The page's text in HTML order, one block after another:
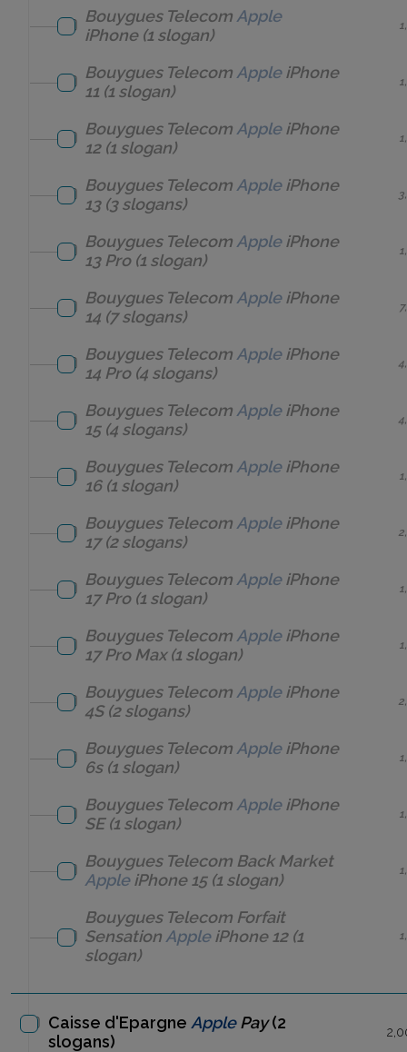
Bouygues Telecom Apple
iPhone(1 slogan)
Bouygues Telecom AppleiPhone
11 (1 slogan)
Bouygues Telecom AppleiPhone
12(1 slogan)
Bouygues Telecom AppleiPhone
13(3 slogans)
Bouygues Telecom AppleiPhone
13 Pro(1 slogan)
Bouygues Telecom AppleiPhone
14 (7 slogans)
Bouygues Telecom AppleiPhone
14 Pro(4 slogans)
Bouygues Telecom AppleiPhone
15(4 slogans)
Bouygues Telecom AppleiPhone
16(1 slogan)
Bouygues Telecom AppleiPhone
17(2 slogans)
Bouygues Telecom AppleiPhone
17 Pro(1 slogan)
Bouygues Telecom AppleiPhone
17 Pro Max(1 slogan)
Bouygues Telecom AppleiPhone
4S(2 slogans)
Bouygues Telecom AppleiPhone
6s(1 slogan)
Bouygues Telecom AppleiPhone
SE(1 slogan)
Bouygues Telecom Back Market
AppleiPhone 15(1 slogan)
Bouygues Telecom Forfait
Sensation AppleiPhone 12(1
slogan)
Caisse d'Epargne ApplePay(2
slogans)